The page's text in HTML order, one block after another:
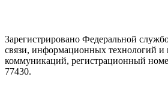
Зарегистрировано Федеральной
связи, информационных технологий и
коммуникаций, регистрационный
77430.